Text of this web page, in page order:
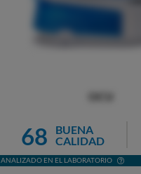
68
BUENA
CALIDAD
ANALIZADO EN EL LABORATORIO